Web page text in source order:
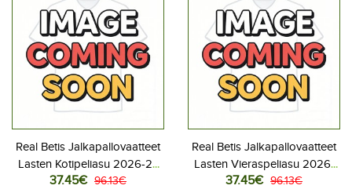
Real Betis Jalkapallovaatteet
Lasten Kotipeliasu 2026-27
Lyhythihainen (+ Lyhyet
37.45€ 96.13€
Real Betis Jalkapallovaatteet
Lasten Vieraspeliasu 2026-
27 Lyhythihainen (+ Lyhyet
37.45€ 96.13€